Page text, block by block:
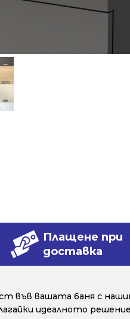
Плащене при
доставка
във вашата баня с
идеалното решение